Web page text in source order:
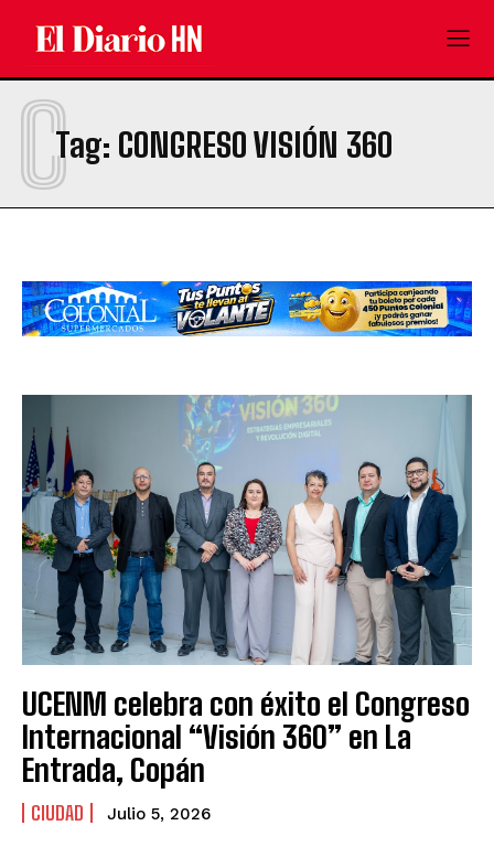
Tag: CONGRESO VISIÓN 360
C
UCENM celebra con éxito el Congreso
Internacional “Visión 360” en La
Entrada, Copán
CIUDAD Julio 5, 2026